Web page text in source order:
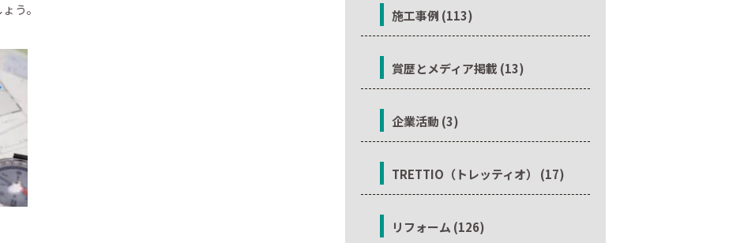
う。
施工事例 (113)
賞歴とメディア掲載 (13)
企業活動 (3)
TRETTIO（トレッティオ） (17)
リフォーム (126)